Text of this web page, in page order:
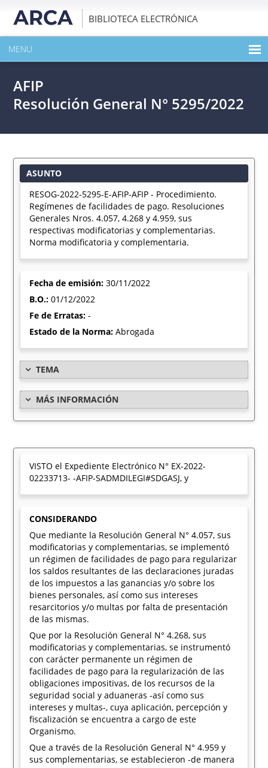
BIBLIOTECA ELECTRÓNICA
MENU
EXPANDIR TODO EL CONTENIDO DE LA PUBLICACIÓN
AFIP
Resolución General N° 5295/2022
ASUNTO
RESOG-2022-5295-E-AFIP-AFIP - Procedimiento.
Regímenes de facilidades de pago. Resoluciones
Generales Nros. 4.057, 4.268 y 4.959, sus
respectivas modificatorias y complementarias.
Norma modificatoria y complementaria.
Fecha de emisión:30/11/2022
B.O.:01/12/2022
Fe de Erratas:-
Estado de la Norma:Abrogada
TEMA
MÁS INFORMACIÓN
VISTO el Expediente Electrónico N° EX-2022-
02233713- -AFIP-SADMDILEGI#SDGASJ, y
CONSIDERANDO
Que mediante la Resolución General N° 4.057, sus
modificatorias y complementarias, se implementó
un régimen de facilidades de pago para regularizar
los saldos resultantes de las declaraciones juradas
de los impuestos a las ganancias y/o sobre los
bienes personales, así como sus intereses
resarcitorios y/o multas por falta de presentación
de las mismas.
Que por la Resolución General N° 4.268, sus
modificatorias y complementarias, se instrumentó
con carácter permanente un régimen de
facilidades de pago para la regularización de las
obligaciones impositivas, de los recursos de la
seguridad social y aduaneras -así como sus
intereses y multas-, cuya aplicación, percepción y
fiscalización se encuentra a cargo de este
Organismo.
Que a través de la Resolución General N° 4.959 y
sus complementarias, se establecieron -de manera